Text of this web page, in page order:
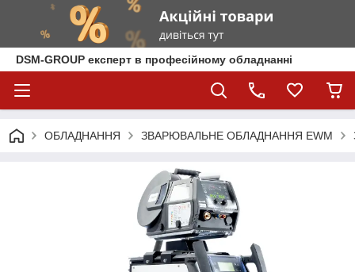
DSM-GROUP експерт в професійному обладнанні
ОБЛАДНАННЯ ЗВАРЮВАЛЬНЕ ОБЛАДНАННЯ EWM